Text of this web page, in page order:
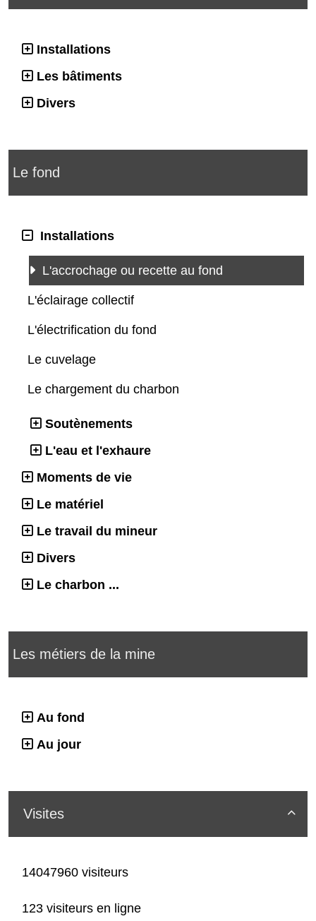
Installations
Les bâtiments
Divers
Le fond
Installations
L'accrochage ou recette au fond
L'éclairage collectif
L'électrification du fond
Le cuvelage
Le chargement du charbon
Soutènements
L'eau et l'exhaure
Moments de vie
Le matériel
Le travail du mineur
Divers
Le charbon ...
Les métiers de la mine
Au fond
Au jour

Visites
14047960 visiteurs
123 visiteurs en ligne